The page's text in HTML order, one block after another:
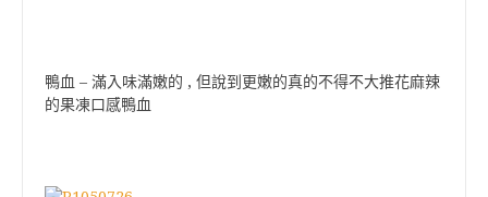
鴨血 – 滿入味滿嫩的 , 但說到更嫩的真的不得不大推花麻辣
的果凍口感鴨血